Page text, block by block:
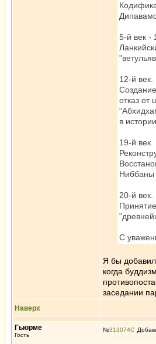
5-й век -
12-й век.
отказ от
в
19-й век.
Ниббаны
20-й век.
С
Я бы
когда
заседании
Наверх
Гьюрме
Гость
№313074